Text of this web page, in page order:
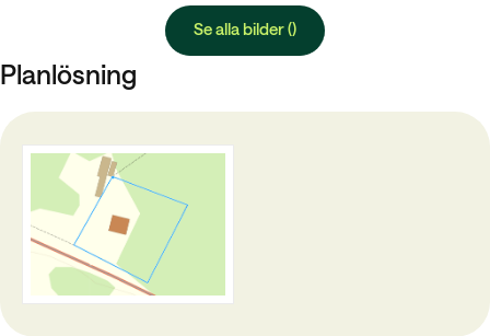
Se alla bilder ()
Planlösning